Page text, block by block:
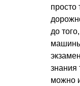
просто
до
знания
можно